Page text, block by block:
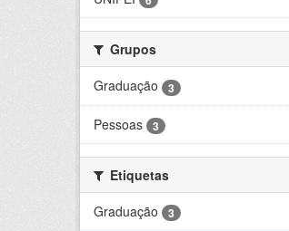
Grupos
Graduação
3
Pessoas 3
Etiquetas
Graduação
3